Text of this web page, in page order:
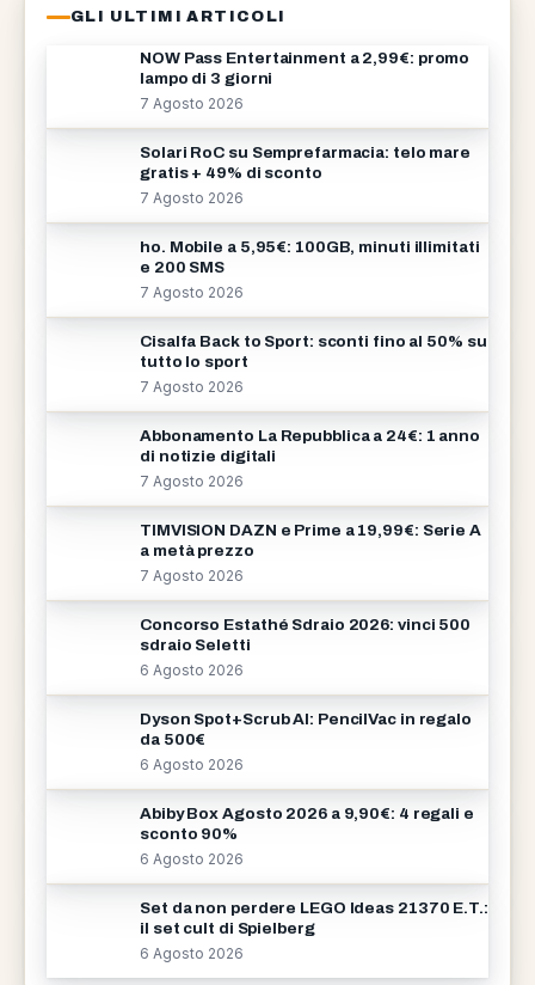
GLI ULTIMI ARTICOLI
NOW Pass Entertainment a 2,99€: promo
lampo di 3 giorni
7 Agosto 2026
Solari RoC su Semprefarmacia: telo mare
gratis + 49% di sconto
7 Agosto 2026
ho. Mobile a 5,95€: 100GB, minuti illimitati
e 200 SMS
7 Agosto 2026
Cisalfa Back to Sport: sconti fino al 50% su
tutto lo sport
7 Agosto 2026
Abbonamento La Repubblica a 24€: 1 anno
di notizie digitali
7 Agosto 2026
TIMVISION DAZN e Prime a 19,99€: Serie A
a metà prezzo
7 Agosto 2026
Concorso Estathé Sdraio 2026: vinci 500
sdraio Seletti
6 Agosto 2026
Dyson Spot+Scrub AI: PencilVac in regalo
da 500€
6 Agosto 2026
Abiby Box Agosto 2026 a 9,90€: 4 regali e
sconto 90%
6 Agosto 2026
Set da non perdere LEGO Ideas 21370 E.T.:
il set cult di Spielberg
6 Agosto 2026